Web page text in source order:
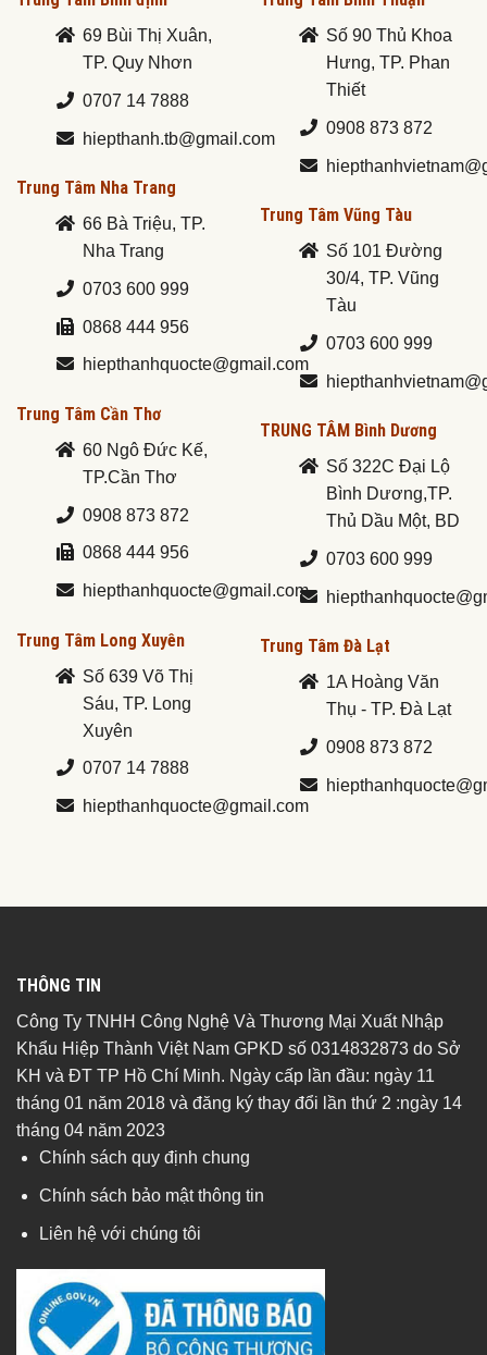
69 Bùi Thị Xuân,
TP. Quy Nhơn
0707 14 7888
hiepthanh.tb@gmail.com
Trung Tâm Nha Trang
66 Bà Triệu, TP.
Nha Trang
0703 600 999
0868 444 956
hiepthanhquocte@gmail.com
Trung Tâm Cần Thơ
60 Ngô Đức Kế,
TP.Cần Thơ
0908 873 872
0868 444 956
hiepthanhquocte@gmail.com
Trung Tâm Long Xuyên
Số 639 Võ Thị
Sáu, TP. Long
Xuyên
0707 14 7888
hiepthanhquocte@gmail.com
Số 90 Thủ Khoa
Hưng, TP. Phan
Thiết
0908 873 872
Trung Tâm Vũng Tàu
Số 101 Đường
30/4, TP. Vũng
Tàu
0703 600 999
TRUNG TÂM Bình Dương
Số 322C Đại Lộ
Bình Dương,TP.
Thủ Dầu Một, BD
0703 600 999
Trung Tâm Đà Lạt
1A Hoàng Văn
Thụ - TP. Đà Lạt
0908 873 872
THÔNG TIN
Công Ty TNHH Công Nghệ Và Thương Mại Xuất Nhập
Khẩu Hiệp Thành Việt Nam GPKD số 0314832873 do Sở
KH và ĐT TP Hồ Chí Minh. Ngày cấp lần đầu: ngày 11
tháng 01 năm 2018 và đăng ký thay đổi lần thứ 2 :ngày 14
tháng 04 năm 2023
Chính sách quy định chung
Chính sách bảo mật thông tin
Liên hệ với chúng tôi